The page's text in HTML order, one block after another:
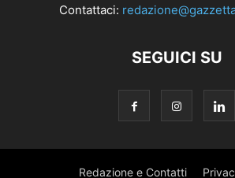
Contattaci:
SEGUICI SU
Redazione e Contatti